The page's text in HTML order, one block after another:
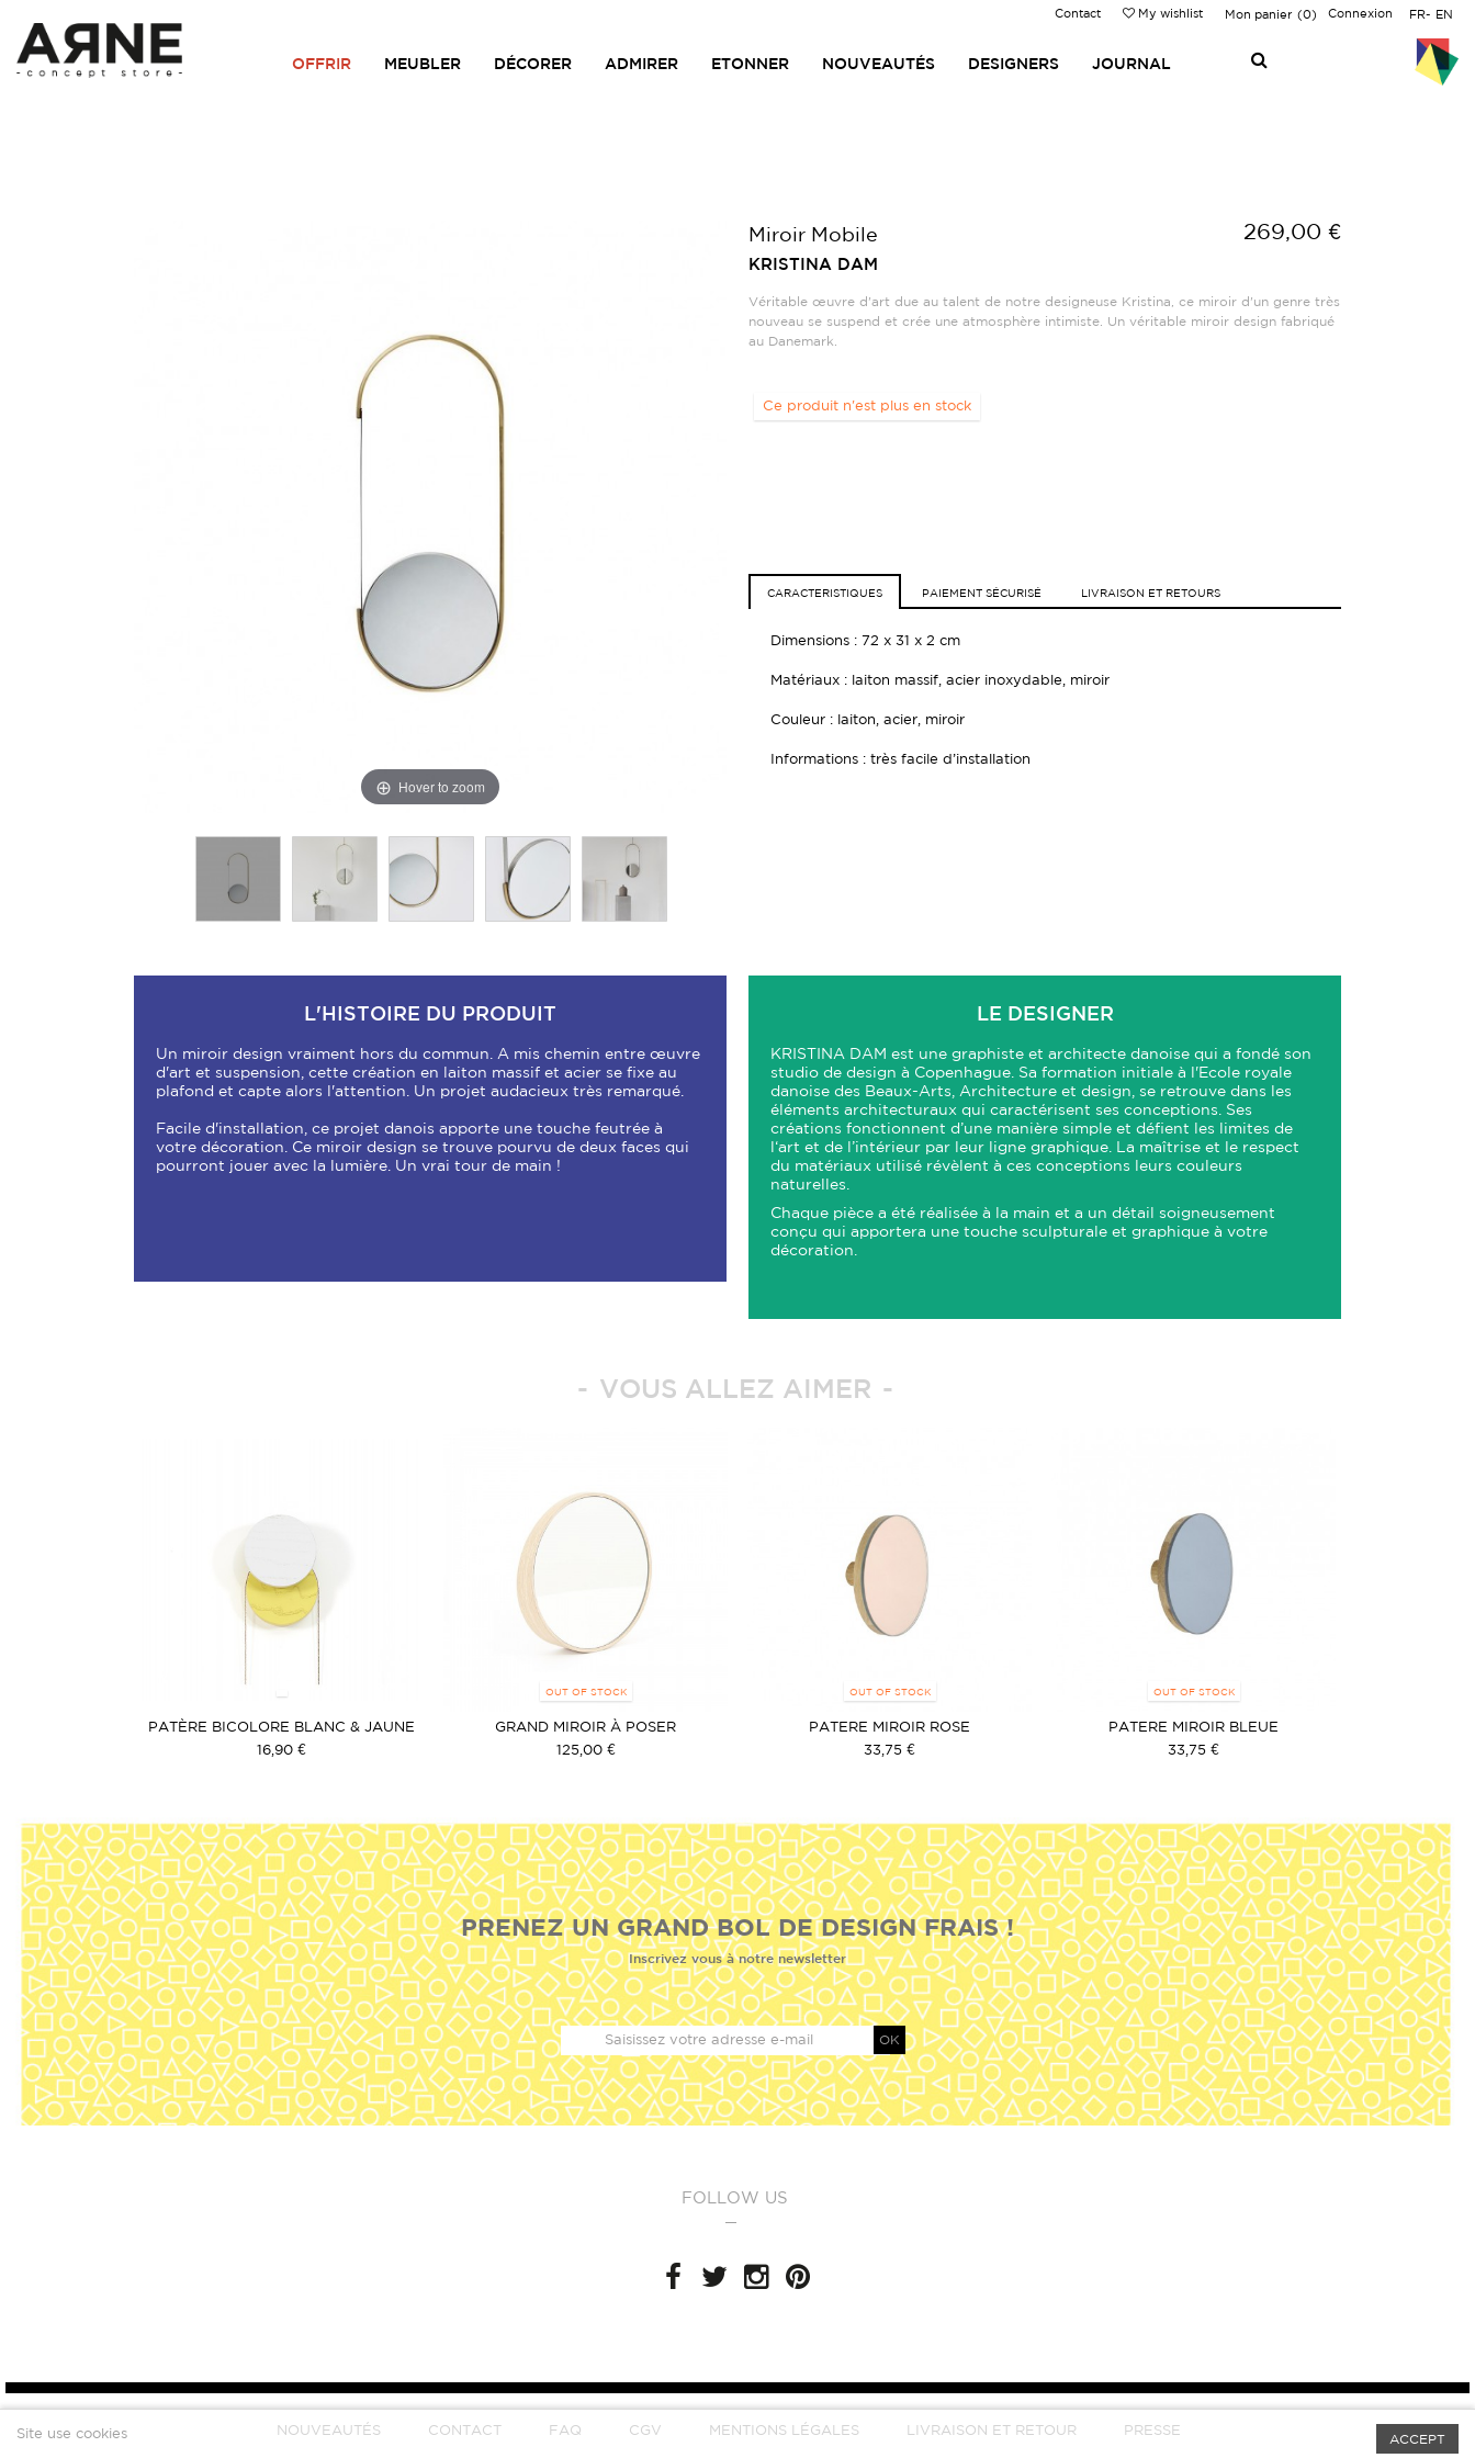
FR EN
Connexion
Mon panier 0
My wishlist
Contact
OFFRIR MEUBLER DÉCORER ADMIRER ETONNER NOUVEAUTÉS DESIGNERS JOURNAL
Hover to zoom
Miroir Mobile 269,00 €
KRISTINA DAM
Véritable œuvre d'art due au talent de notre designeuse Kristina, ce miroir d'un genre très
nouveau se suspend et crée une atmosphère intimiste. Un véritable miroir design fabriqué
au Danemark.
Ce produit n'est plus en stock
CARACTERISTIQUES PAIEMENT SÉCURISÉ LIVRAISON ET RETOURS
Dimensions : 72 x 31 x 2 cm
Matériaux : laiton massif, acier inoxydable, miroir
Couleur : laiton, acier, miroir
Informations : très facile d’installation
L'HISTOIRE DU PRODUIT
Un miroir design vraiment hors du commun. A mis chemin entre œuvre
d'art et suspension, cette création en laiton massif et acier se fixe au
plafond et capte alors l'attention. Un projet audacieux très remarqué.
Facile d'installation, ce projet danois apporte une touche feutrée à
votre décoration. Ce miroir design se trouve pourvu de deux faces qui
pourront jouer avec la lumière. Un vrai tour de main !
LE DESIGNER
KRISTINA DAM est une graphiste et architecte danoise qui a fondé son
studio de design à Copenhague. Sa formation initiale à l'Ecole royale
danoise des Beaux-Arts, Architecture et design, se retrouve dans les
éléments architecturaux qui caractérisent ses conceptions. Ses
créations fonctionnent d’une manière simple et défient les limites de
l‘art et de l’intérieur par leur ligne graphique. La maîtrise et le respect
du matériaux utilisé révèlent à ces conceptions leurs couleurs
naturelles.
Chaque pièce a été réalisée à la main et a un détail soigneusement
conçu qui apportera une touche sculpturale et graphique à votre
décoration.
VOUS ALLEZ AIMER
PATÈRE BICOLORE BLANC & JAUNE
16,90 €
OUT OF STOCK
GRAND MIROIR À POSER
125,00 €
OUT OF STOCK
PATERE MIROIR ROSE
33,75 €
OUT OF STOCK
PATERE MIROIR BLEUE
33,75 €
PRENEZ UN GRAND BOL DE DESIGN FRAIS !
Inscrivez vous à notre newsletter
OK
FOLLOW US
NOUVEAUTÉS CONTACT FAQ CGV MENTIONS LÉGALES LIVRAISON ET RETOUR PRESSE
ACCEPT
Site use cookies